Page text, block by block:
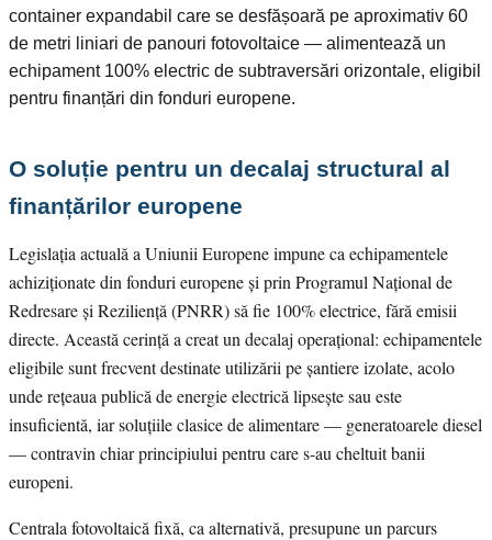
container expandabil care se desfășoară pe aproximativ 60
de metri liniari de panouri fotovoltaice — alimentează un
echipament 100% electric de subtraversări orizontale, eligibil
pentru finanțări din fonduri europene.
O soluție pentru un decalaj structural al
finanțărilor europene
Legislația actuală a Uniunii Europene impune ca echipamentele
achiziționate din fonduri europene și prin Programul Național de
Redresare și Reziliență (PNRR) să fie 100% electrice, fără emisii
directe. Această cerință a creat un decalaj operațional: echipamentele
eligibile sunt frecvent destinate utilizării pe șantiere izolate, acolo
unde rețeaua publică de energie electrică lipsește sau este
insuficientă, iar soluțiile clasice de alimentare — generatoarele diesel
— contravin chiar principiului pentru care s-au cheltuit banii
europeni.
Centrala fotovoltaică fixă, ca alternativă, presupune un parcurs